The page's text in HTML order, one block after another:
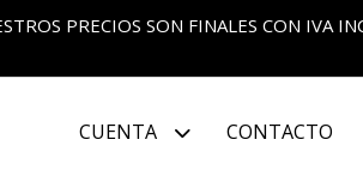
PRECIOS SON FINALES CON IVA
CUENTA CONTACTO